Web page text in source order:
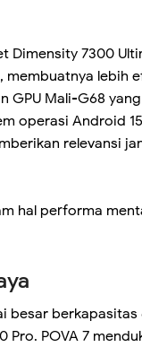
Dimensity 7300
membuatnya lebih
Mali-G68
operasi Android
relevansi
hal performa
besar
POVA 7